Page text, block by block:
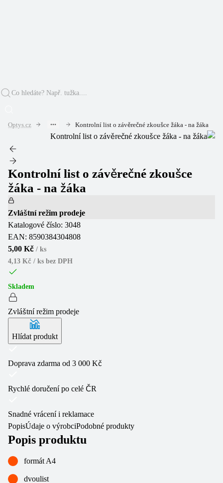
Optys.cz Kontrolní list o závěrečné zkoušce žáka - na žáka
Kontrolní list o závěrečné zkoušce
žáka - na žáka
Zvláštní režim prodeje
Katalogové číslo: 3048
EAN: 8590384304808
5,00 Kč / ks
4,13 Kč / ks bez DPH
Skladem
Zvláštní režim prodeje
Hlídat produkt
Doprava zdarma od 3 000 Kč
Rychlé doručení po celé ČR
Snadné vrácení i reklamace
PopisÚdaje o výrobciPodobné produkty
Popis produktu
formát A4
dvoulist